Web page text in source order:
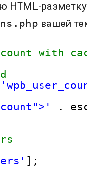
HTML-
вашей
with
.
];